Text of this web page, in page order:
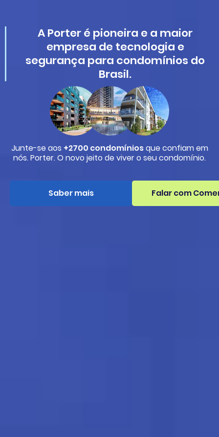
A Porter é pioneira e a maior
empresa de tecnologia e
segurança para condomínios do
Brasil.
Junte-se aos +2700 condomíniosque confiam em
nós. Porter. O novo jeito de viver o seu condomínio.
Saber mais Falar com